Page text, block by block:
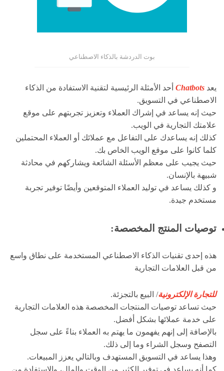
بوت الدردشة بالذكاء الاصطناعي
يعد Chatbots أحد الأمثلة الرئيسية لتقنية الاستفادة من الذكاء
الاصطناعي في التسويق.
حيث إنه يساعد في إشراك العملاء وتعزيز تجربتهم على موقع
علامتك التجارية في الويب.
كذلك إنه يساعدك على التفاعل مع عملائك أو العملاء المحتملين
كلما كانوا على موقع الويب الخاص بك.
حيث يجيب على معظم الأسئلة الشائعة ويشاركهم في محادثة
شبيهة بالإنسان.
و كذلك يساعد في توليد العملاء المتوقعين وأيضًا توفير تجربة
مستخدم جيدة.
توصيات المنتج المخصصة:
هذه إحدى تقنيات الذكاء الاصطناعي المستخدمة على نطاق واسع
من قبل العلامات التجارية
للتجارة الإلكترونية/ البيع بالتجزئة.
حيث تساعد توصيات المنتجات المخصصة هذه العلامات التجارية
على خدمة عملائها بشكل أفضل.
بالإصافة إلى إنهم يفهمون ما يهتم به العملاء بناءً على سجل
التصفح وسجل الشراء وما إلى ذلك.
وهذا يساعد في التسويق المستهدف وبالتالي يعزز المبيعات.